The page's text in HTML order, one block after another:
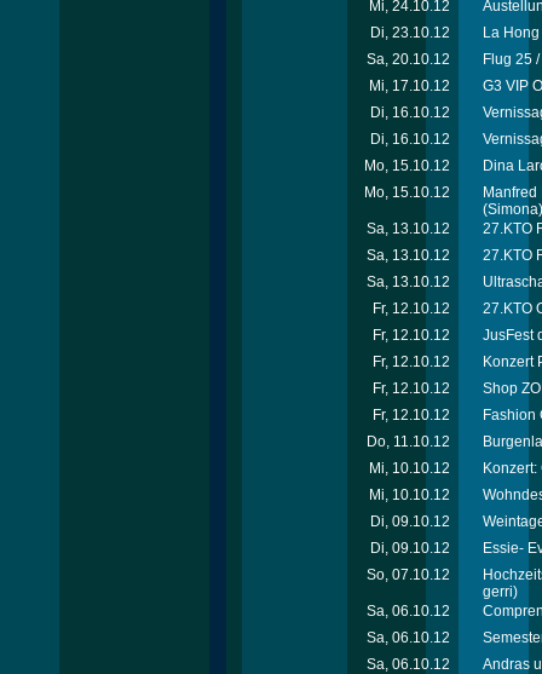
Mi, 24.10.12
Di, 23.10.12
La
Sa, 20.10.12
Flug 25
Mi, 17.10.12
G3 VIP
Di, 16.10.12
Di, 16.10.12
Mo, 15.10.12
Dina
Mo, 15.10.12
(Simona)
Sa, 13.10.12
27.KTO
Sa, 13.10.12
27.KTO
Sa, 13.10.12
Fr, 12.10.12
27.KTO
Fr, 12.10.12
JusFest
Fr, 12.10.12
Konzert
Fr, 12.10.12
Shop
Fr, 12.10.12
Fashion
Do, 11.10.12
Mi, 10.10.12
Mi, 10.10.12
Di, 09.10.12
Di, 09.10.12
Essie-
So, 07.10.12
gerri)
Sa, 06.10.12
Sa, 06.10.12
Sa, 06.10.12
Andras